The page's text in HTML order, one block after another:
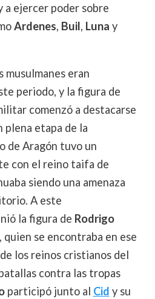
a ejercer poder sobre
Ardenes, Buil, Luna y
musulmanes eran
periodo, y la figura de
comenzó a destacarse
plena etapa de la
de Aragón tuvo un
con el reino taifa de
siendo una amenaza
A este
la figura de Rodrigo
, quien se encontraba en ese
los reinos cristianos del
contra las tropas
participó junto al Cid y su